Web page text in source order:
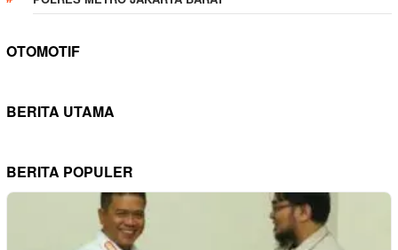
OTOMOTIF
BERITA UTAMA
BERITA POPULER